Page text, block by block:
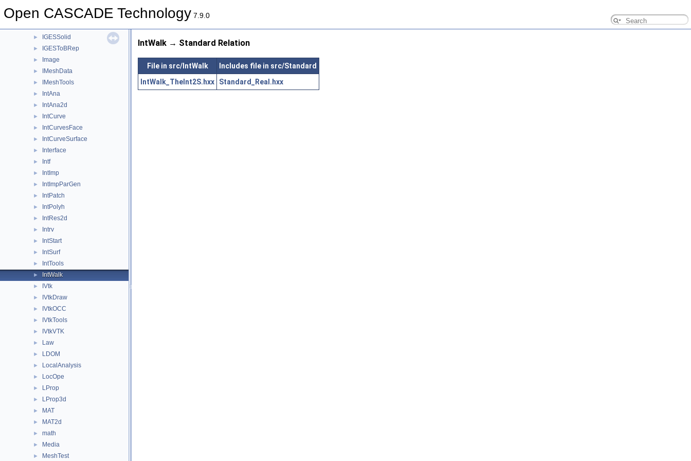
Open CASCADE Technology 7.9.0
► IGESGraph
► IGESSolid
► IGESToBRep
► Image
► IMeshData
► IMeshTools
► IntAna
► IntAna2d
► IntCurve
► IntCurvesFace
► IntCurveSurface
► Interface
► Intf
► IntImp
► IntImpParGen
► IntPatch
► IntPolyh
► IntRes2d
► Intrv
► IntStart
► IntSurf
► IntTools
► IntWalk
► IVtk
► IVtkDraw
► IVtkOCC
► IVtkTools
► IVtkVTK
► Law
► LDOM
► LocalAnalysis
► LocOpe
► LProp
► LProp3d
► MAT
► MAT2d
► math
► Media
► MeshTest
IntWalk → Standard Relation
File in src/IntWalk
Includes file in src/Standard
IntWalk_TheInt2S.hxx
Standard_Real.hxx